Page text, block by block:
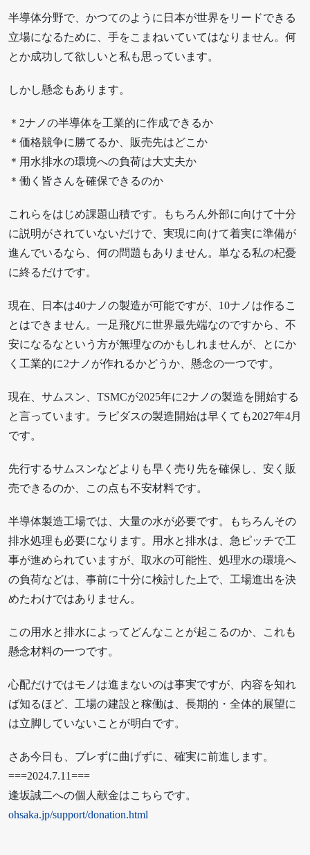
半導体分野で、かつてのように日本が世界をリードできる
立場になるために、手をこまねいていてはなりません。何
とか成功して欲しいと私も思っています。
しかし懸念もあります。
＊2ナノの半導体を工業的に作成できるか
＊価格競争に勝てるか、販売先はどこか
＊用水排水の環境への負荷は大丈夫か
＊働く皆さんを確保できるのか
これらをはじめ課題山積です。もちろん外部に向けて十分
に説明がされていないだけで、実現に向けて着実に準備が
進んでいるなら、何の問題もありません。単なる私の杞憂
に終るだけです。
現在、日本は40ナノの製造が可能ですが、10ナノは作るこ
とはできません。一足飛びに世界最先端なのですから、不
安になるなという方が無理なのかもしれませんが、とにか
く工業的に2ナノが作れるかどうか、懸念の一つです。
現在、サムスン、TSMCが2025年に2ナノの製造を開始する
と言っています。ラピダスの製造開始は早くても2027年4月
です。
先行するサムスンなどよりも早く売り先を確保し、安く販
売できるのか、この点も不安材料です。
半導体製造工場では、大量の水が必要です。もちろんその
排水処理も必要になります。用水と排水は、急ピッチで工
事が進められていますが、取水の可能性、処理水の環境へ
の負荷などは、事前に十分に検討した上で、工場進出を決
めたわけではありません。
この用水と排水によってどんなことが起こるのか、これも
懸念材料の一つです。
心配だけではモノは進まないのは事実ですが、内容を知れ
ば知るほど、工場の建設と稼働は、長期的・全体的展望に
は立脚していないことが明白です。
さあ今日も、ブレずに曲げずに、確実に前進します。
===2024.7.11===
逢坂誠二への個人献金はこちらです。
ohsaka.jp/support/donation.html